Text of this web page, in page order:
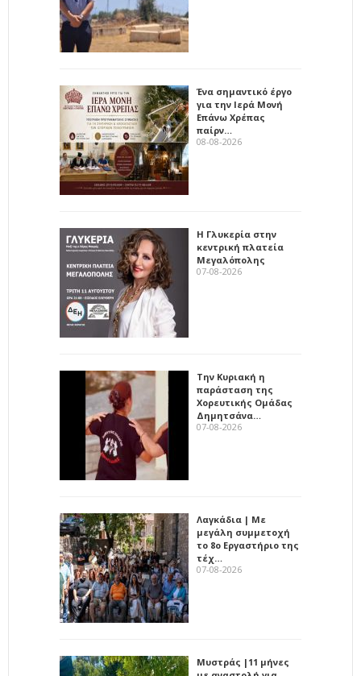
Ένα σημαντικό έργο
για την Ιερά Μονή
Επάνω Χρέπας
παίρν…
08-08-2026
Η Γλυκερία στην
κεντρική πλατεία
Μεγαλόπολης
07-08-2026
Την Κυριακή η
παράσταση της
Χορευτικής Ομάδας
Δημητσάνα…
07-08-2026
Λαγκάδια | Με
μεγάλη συμμετοχή
το 8ο Εργαστήριο της
τέχ…
07-08-2026
Μυστράς |11 μήνες